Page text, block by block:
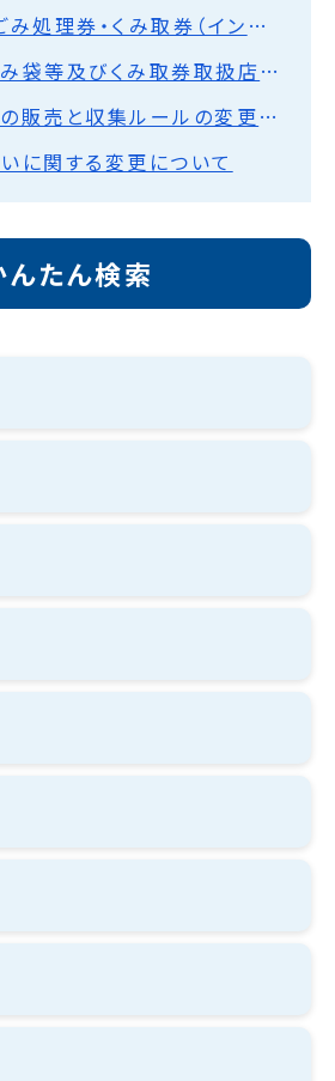
指定ごみ袋・ごみ処理券・くみ取券（インボイス制度）
室蘭市指定ごみ袋等及びくみ取券取扱店登録申請について
旧指定ごみ袋の販売と収集ルールの変更について
に関する変更について
んたん検索